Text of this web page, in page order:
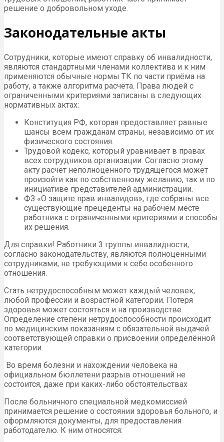
решение о добровольном уходе.
Законодательные акты
Сотрудники, которые имеют справку об инвалидности,
являются стандартными членами коллектива и к ним
применяются обычные нормы ТК по части приёма на
работу, а также алгоритма расчёта. Права людей с
ограниченными критериями записаны в следующих
нормативных актах:
Конституция РФ, которая предоставляет равные
шансы всем гражданам страны, независимо от их
физического состояния.
Трудовой кодекс, который уравнивает в правах
всех сотрудников организации. Согласно этому
акту расчёт неполноценного трудящегося может
произойти как по собственному желанию, так и по
инициативе представителей администрации.
ФЗ «О защите прав инвалидов», где собраны все
существующие прецеденты на рабочем месте
работника с ограниченными критериями и способы
их решения.
Для справки! Работники 3 группы инвалидности,
согласно законодательству, являются полноценными
сотрудниками, не требующими к себе особенного
отношения.
Стать нетрудоспособным может каждый человек,
любой профессии и возрастной категории. Потеря
здоровья может состояться и на производстве.
Определение степени нетрудоспособности происходит
по медицинским показаниям с обязательной выдачей
соответствующей справки о присвоении определённой
категории.
Во время болезни и нахождении человека на
официальном бюллетени разрыв отношений не
состоится, даже при каких-либо обстоятельствах
После больничного специальной медкомиссией
принимается решение о состоянии здоровья больного, и
оформляются документы, для предоставления
работодателю. К ним относятся: